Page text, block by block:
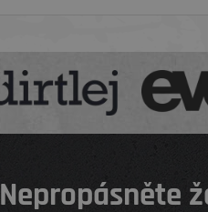
Nepropásněte